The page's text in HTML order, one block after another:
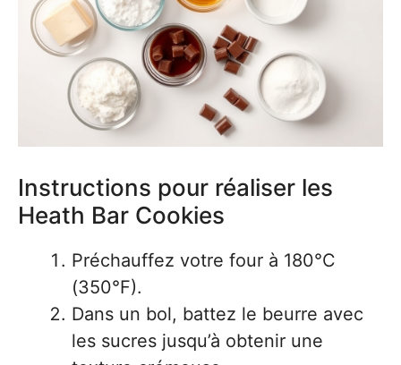
Instructions pour réaliser les
Heath Bar Cookies
Préchauffez votre four à 180°C
(350°F).
Dans un bol, battez le beurre avec
les sucres jusqu’à obtenir une